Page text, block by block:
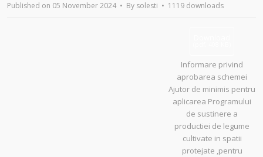
Published on 05 November 2024
By solesti 1119 downloads
Informare privind
aprobarea schemei
Ajutor de minimis pentru
aplicarea Programului
de sustinere a
productiei de legume
cultivate in spatii
protejate ,pentru